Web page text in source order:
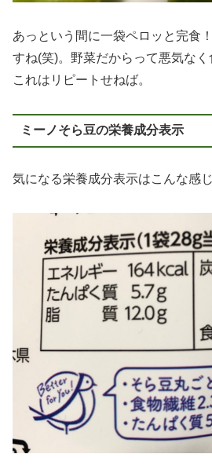
あっという間に一袋ペロッと完食
すね(笑)。野菜だからって悪気なく
これはリピートせねば。
ミーノそら豆の栄養成分表示
気になる栄養成分表示はこんな感じ